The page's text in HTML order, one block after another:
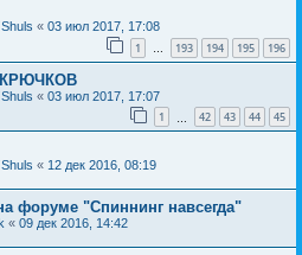
« 03 июл 2017, 17:08
1 … 193 194 195 196
КРЮЧКОВ
« 03 июл 2017, 17:07
1 42 43 44 45
« 12 дек 2016, 08:19
форуме "Спиннинг навсегда"
« 09 дек 2016, 14:42